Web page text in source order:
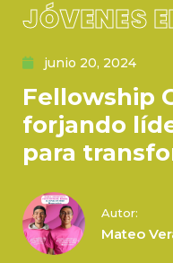
JÓVENES
junio 20, 2024
Fellowship
forjando
para
Autor:
Mateo